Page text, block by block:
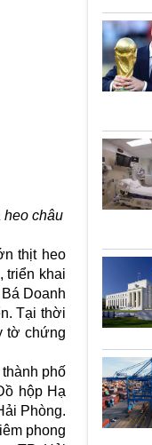
heo châu
thịt heo
triển khai
Doanh
Tại thời
tờ chứng
phố
hộp Hạ
Phòng.
phong